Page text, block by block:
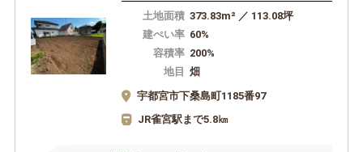
土地面積 373.83m² ／ 113.08坪
建ぺい率 60%
容積率 200%
地目
畑
宇都宮市下桑島町1185番97
JR雀宮駅まで5.8㎞